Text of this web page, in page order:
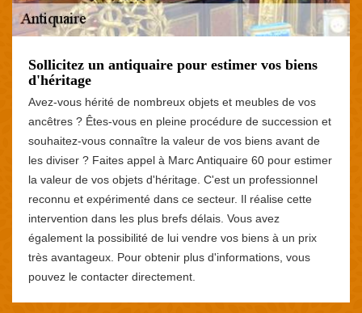
Sollicitez un antiquaire pour estimer vos biens
d'héritage
Avez-vous hérité de nombreux objets et meubles de vos
ancêtres ? Êtes-vous en pleine procédure de succession et
souhaitez-vous connaître la valeur de vos biens avant de
les diviser ? Faites appel à Marc Antiquaire 60 pour estimer
la valeur de vos objets d'héritage. C'est un professionnel
reconnu et expérimenté dans ce secteur. Il réalise cette
intervention dans les plus brefs délais. Vous avez
également la possibilité de lui vendre vos biens à un prix
très avantageux. Pour obtenir plus d'informations, vous
pouvez le contacter directement.